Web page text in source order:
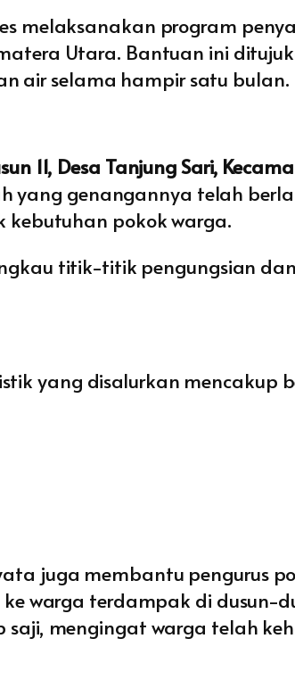
melaksanakan program
Utara. Bantuan ini
air selama hampir satu bulan.
11, Desa Tanjung Sari,
yang genangannya telah
kebutuhan pokok warga.
titik-titik pengungsian
yang disalurkan mencakup
juga membantu pengurus
warga terdampak di dusun-
mengingat warga telah